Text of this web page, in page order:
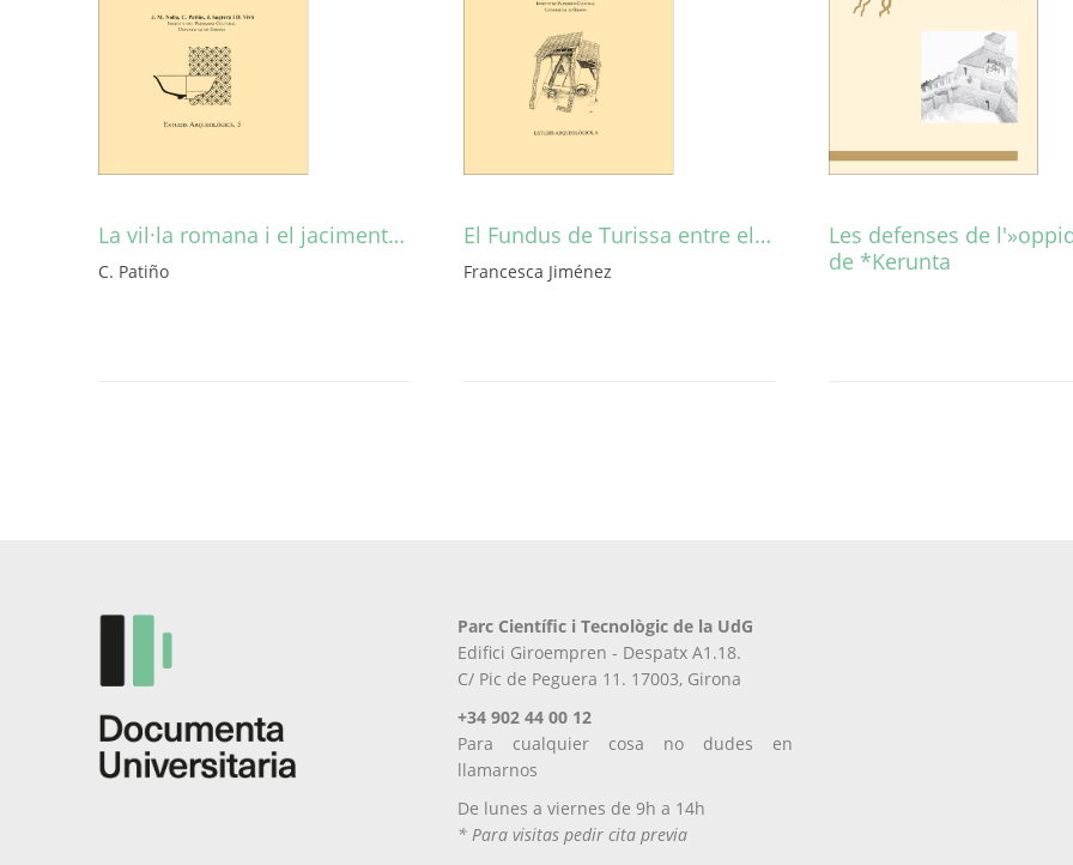
La vil·la romana i el jaciment…
C. Patiño
El Fundus de Turissa entre el…
Francesca Jiménez
Les defenses de
de *Kerunta
Parc Científic i Tecnològic de la UdG
Edifici Giroempren - Despatx A1.18.
C/ Pic de Peguera 11. 17003, Girona
+34 902 44 00 12
Para cualquier cosa no dudes en
llamarnos
De lunes a viernes de 9h a 14h
* Para visitas pedir cita previa